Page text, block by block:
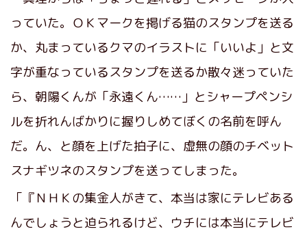
っていた。ＯＫマークを掲げる猫のスタンプを送る
か、丸まっているクマのイラストに「いいよ」と文
字が重なっているスタンプを送るか散々迷っていた
ら、朝陽くんが「永遠くん……」とシャープペンシ
ルを折れんばかりに握りしめてぼくの名前を呼ん
だ。ん、と顔を上げた拍子に、虚無の顔のチベット
スナギツネのスタンプを送ってしまった。
「『ＮＨＫの集金人がきて、本当は家にテレビある
んでしょうと迫られるけど、ウチには本当にテレビ